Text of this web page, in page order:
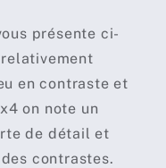
présente ci-
en contraste et
on note un
de détail et
contrastes.